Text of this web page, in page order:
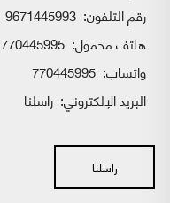
رقم التلفون: 9671445993
هاتف محمول: 770445995
واتساب:
البريد الإلكتروني: راسلنا
راسلنا